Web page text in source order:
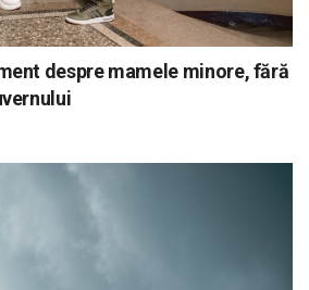
despre mamele minore, fără